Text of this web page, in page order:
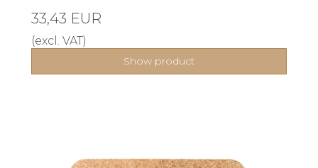
33,43 EUR
(excl. VAT)
Show product